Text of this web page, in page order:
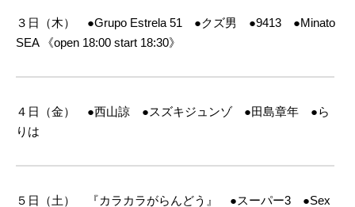
３日（木） ●Grupo Estrela 51 ●クズ男 ●9413 ●Minato
SEA《open 18:00 start 18:30》
４日（金） ●西山諒 ●スズキジュンゾ ●田島章年 ●ら
りは
５日（土） 『カラカラがらんどう』 ●スーパー3 ●Sex